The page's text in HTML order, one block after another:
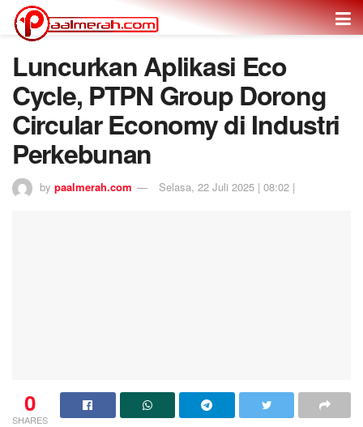
Luncurkan Aplikasi Eco
Cycle, PTPN Group Dorong
Circular Economy di Industri
Perkebunan
by paalmerah.com Selasa, 22 Juli 2025 | 08:02 |
0
SHARES